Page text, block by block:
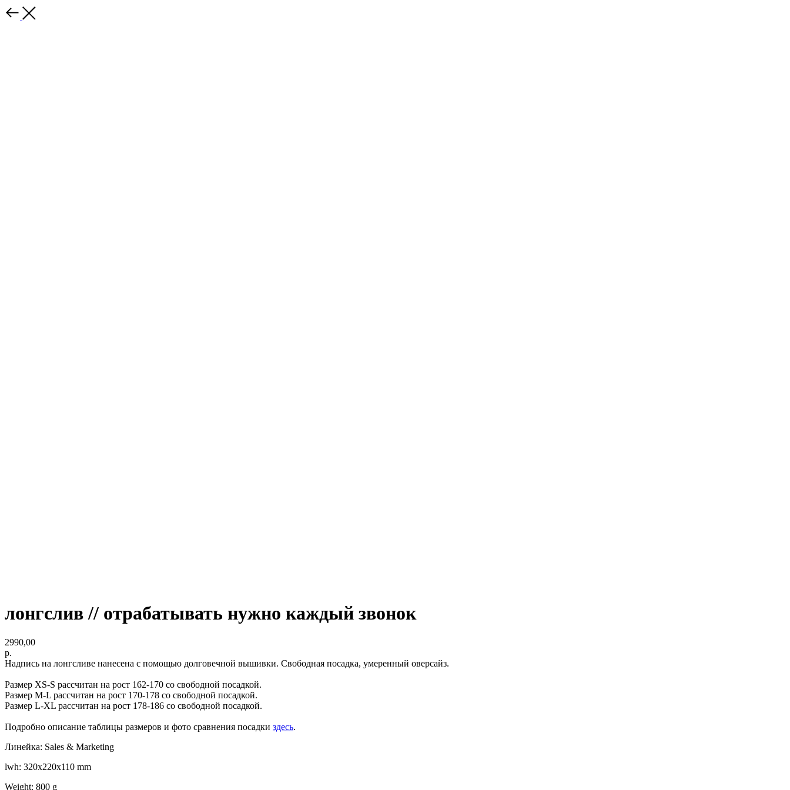
лонгслив // отрабатывать нужно каждый звонок
2990,00
р.
Надпись на лонгсливе нанесена с помощью долговечной вышивки. Свободная посадка, умеренный оверсайз.
Размер XS-S рассчитан на рост 162-170 со свободной посадкой.
Размер M-L рассчитан на рост 170-178 со свободной посадкой.
Размер L-XL рассчитан на рост 178-186 со свободной посадкой.
Подробно описание таблицы размеров и фото сравнения посадки здесь.
Линейка: Sales & Marketing
lwh: 320x220x110 mm
Weight: 800 g